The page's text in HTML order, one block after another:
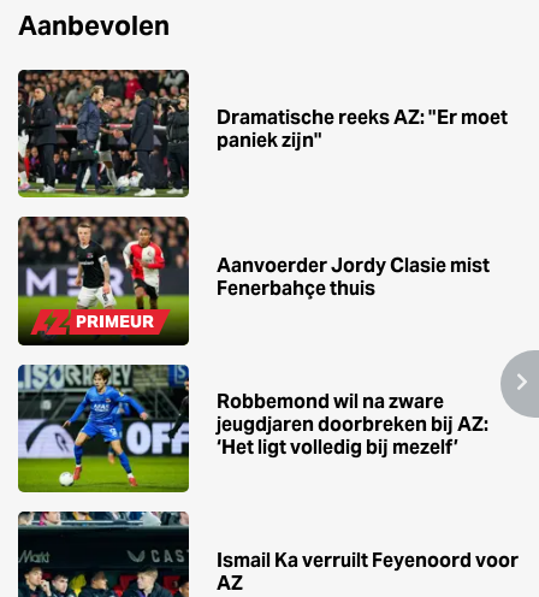
Aanbevolen
Dramatische reeks AZ: "Er moet
paniek zijn"
Aanvoerder Jordy Clasie mist
Fenerbahçe thuis
PRIMEUR
Robbemond wil na zware
jeugdjaren doorbreken bij AZ:
‘Het ligt volledig bij mezelf’
Ismail Ka verruilt Feyenoord voor
AZ